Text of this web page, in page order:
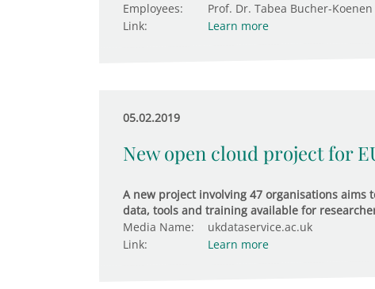
Employees:
Prof. Dr. Tabea Bucher-Koenen
Link:
Learn more
05.02.2019
New open cloud project for
A new project involving 47 organisations
data, tools and training available for
Media Name:
ukdataservice.ac.uk
Link:
Learn more